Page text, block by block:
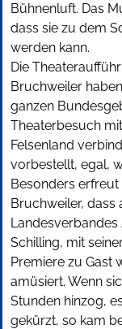
Bühnenluft. Das
dass sie zu dem
werden kann.
Die
Bruchweiler
ganzen
Theaterbesuch
Felsenland
vorbestellt, egal,
Besonders
Bruchweiler, dass
Landesverbandes
Schilling, mit
Premiere zu Gast
amüsiert. Wenn
Stunden hinzog,
gekürzt, so kam